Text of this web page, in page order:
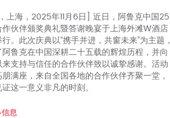
上海，2025年11月6日] 近日，阿鲁克中国25
作伙伴颁奖典礼暨答谢晚宴于上海外滩W酒店
行。此次庆典以“携手并进，共窗未来”为主题，
阿鲁克在中国深耕二十五载的辉煌历程，并向
来支持与信任的合作伙伴致以诚挚感谢。活动
朋满座，来自全国各地的合作伙伴齐聚一堂，
这一意义非凡的时刻。
信息